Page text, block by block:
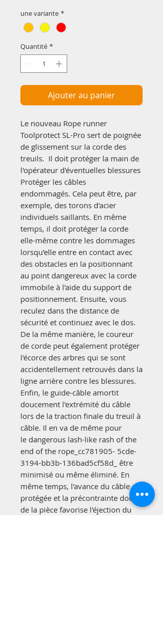
une variante *
Quantité *
Ajouter au panier
Le nouveau Rope runner
Toolprotect SL-Pro sert de poignée
de glissement sur la corde des
treuils. Il doit protéger la main de
l'opérateur d'éventuelles blessures
Protéger les câbles
endommagés. Cela peut être, par
exemple, des torons d'acier
individuels saillants. En même
temps, il doit protéger la corde
elle-même contre les dommages
lorsqu'elle entre en contact avec
des obstacles en la positionnant
au point dangereux avec la corde
immobile à l'aide du support de
positionnement. Ensuite, vous
reculez dans the distance de
sécurité et continuez avec le dos.
De la même manière, le coureur
de corde peut également protéger
l'écorce des arbres qui se sont
accidentellement retrouvés dans la
ligne arrière contre les blessures.
Enfin, le guide-câble amortit
doucement l'extrémité du câble
lors de la traction finale du treuil à
câble. Il en va de même pour
le dangerous lash-like rash of the
end of the rope_cc781905- 5cde-
3194-bb3b-136bad5cf58d_ être
minimisé ou même éliminé. En
même temps, l'avance du câble est
protégée et la précontrainte douce
de la pièce favorise l'éjection du